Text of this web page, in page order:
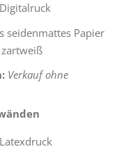
seidenmattes Papier
Verkauf ohne